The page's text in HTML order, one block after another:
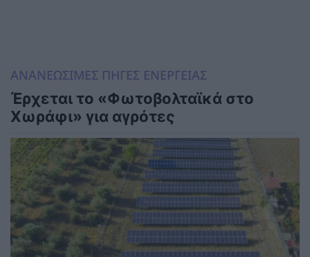
ΑΝΑΝΕΩΣΙΜΕΣ ΠΗΓΕΣ ΕΝΕΡΓΕΙΑΣ
Έρχεται το «Φωτοβολταϊκά στο
Χωράφι» για αγρότες